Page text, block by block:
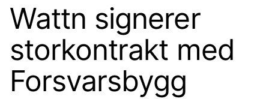
Wattn signerer
storkontrakt med
Forsvarsbygg